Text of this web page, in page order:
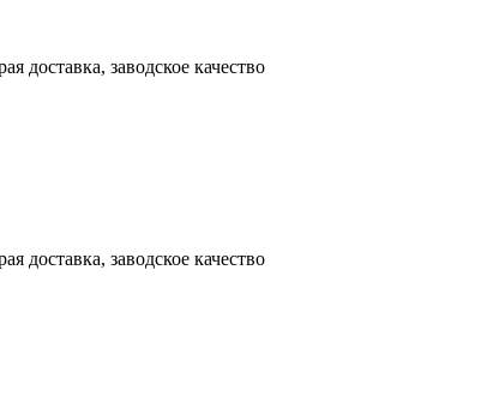
доставка, заводское качество
доставка, заводское качество